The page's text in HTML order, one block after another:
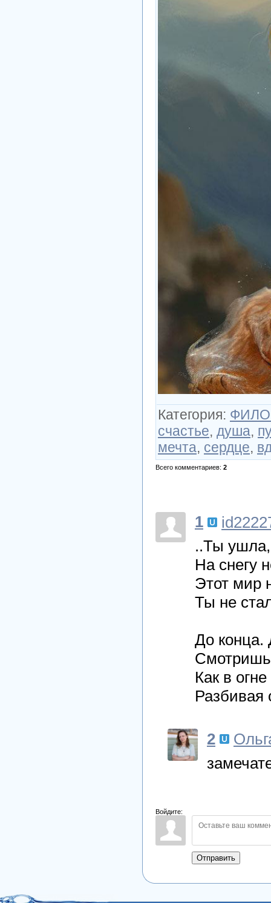
Категория:
счастье, душа,
мечта, сердце,
Всего комментариев: 2
1
..Ты
На снегу
Этот мир
Ты не
До конца.
Как в
Разбивая
2
Войдите:
Отправить